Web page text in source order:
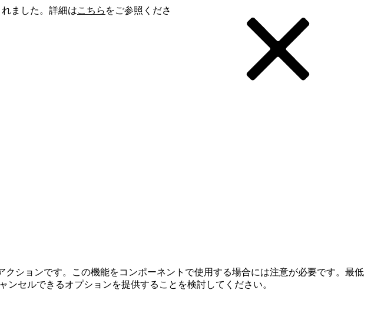
ました。詳細はこちら をご参照くださ
ションです。この機能をコンポーネントで使用する場合には注意が必要です。最低
セルできるオプションを提供することを検討してください。